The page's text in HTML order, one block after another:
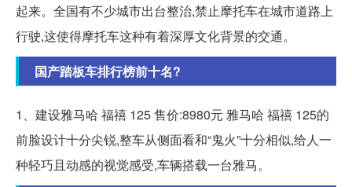
起来。全国有不少城市出台整治,禁止摩托车在城市道路上
行驶,这使得摩托车这种有着深厚文化背景的交通。
国产踏板车排行榜前十名?
1、建设雅马哈 福禧 125 售价:8980元 雅马哈 福禧 125的
前脸设计十分尖锐,整车从侧面看和“鬼火”十分相似,给人一
种轻巧且动感的视觉感受,车辆搭载一台雅马。